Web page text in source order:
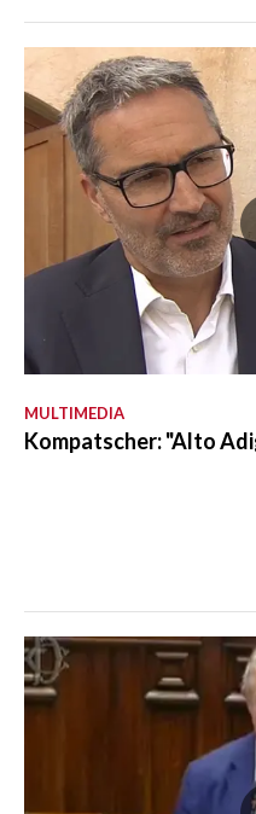
MULTIMEDIA
Kompatscher: "Alto